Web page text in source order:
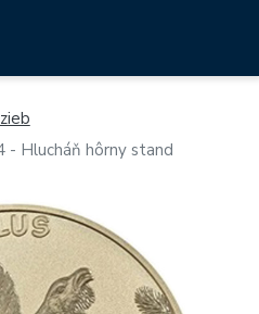
- Hlucháň hôrny stand